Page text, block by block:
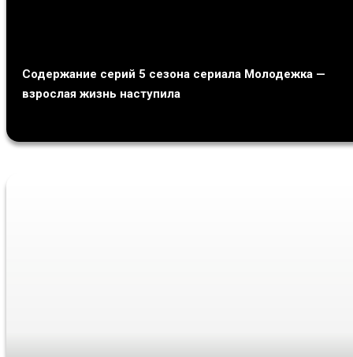
Содержание серий 5 сезона сериала Молодежка —
взрослая жизнь наступила